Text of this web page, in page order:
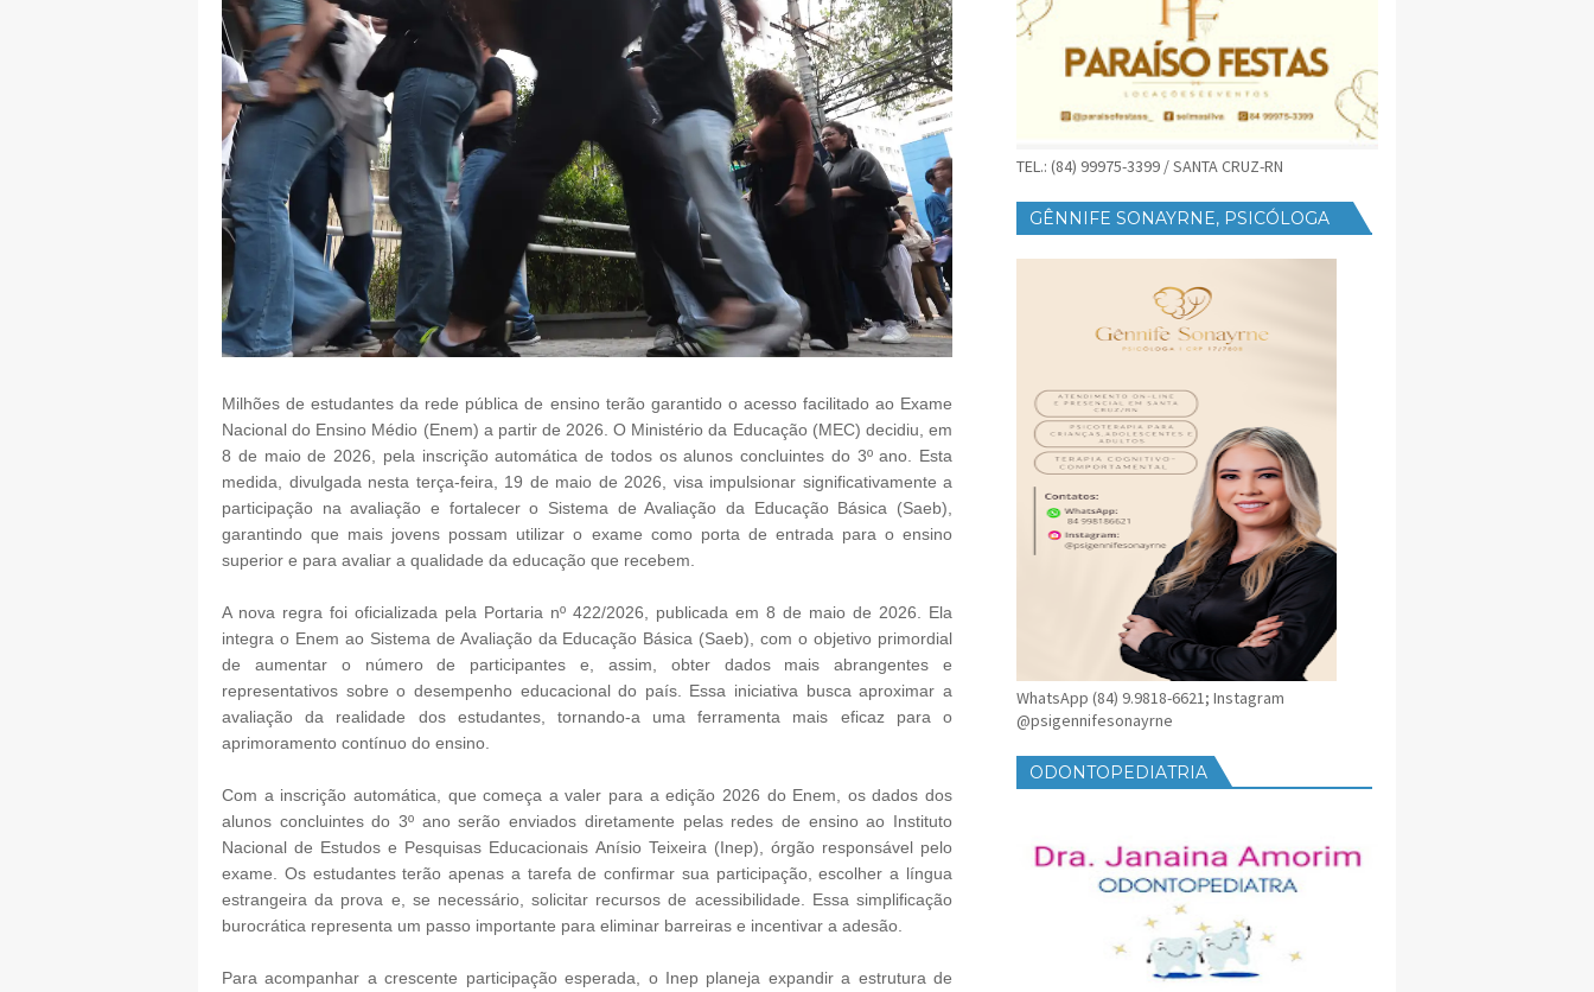
Milhões de estudantes da rede pública de ensino terão garantido o acesso facilitado ao Exame
Nacional do Ensino Médio (Enem) a partir de 2026. O Ministério da Educação (MEC) decidiu, em
8 de maio de 2026, pela inscrição automática de todos os alunos concluintes do 3º ano. Esta
medida, divulgada nesta terça-feira, 19 de maio de 2026, visa impulsionar significativamente a
participação na avaliação e fortalecer o Sistema de Avaliação da Educação Básica (Saeb),
garantindo que mais jovens possam utilizar o exame como porta de entrada para o ensino
superior e para avaliar a qualidade da educação que recebem.
A nova regra foi oficializada pela Portaria nº 422/2026, publicada em 8 de maio de 2026. Ela
integra o Enem ao Sistema de Avaliação da Educação Básica (Saeb), com o objetivo primordial
de aumentar o número de participantes e, assim, obter dados mais abrangentes e
representativos sobre o desempenho educacional do país. Essa iniciativa busca aproximar a
avaliação da realidade dos estudantes, tornando-a uma ferramenta mais eficaz para o
aprimoramento contínuo do ensino.
Com a inscrição automática, que começa a valer para a edição 2026 do Enem, os dados dos
alunos concluintes do 3º ano serão enviados diretamente pelas redes de ensino ao Instituto
Nacional de Estudos e Pesquisas Educacionais Anísio Teixeira (Inep), órgão responsável pelo
exame. Os estudantes terão apenas a tarefa de confirmar sua participação, escolher a língua
estrangeira da prova e, se necessário, solicitar recursos de acessibilidade. Essa simplificação
burocrática representa um passo importante para eliminar barreiras e incentivar a adesão.
Para acompanhar a crescente participação esperada, o Inep planeja expandir a estrutura de
TEL.: (84) 99975-3399 / SANTA CRUZ-RN
GÊNNIFE SONAYRNE, PSICÓLOGA
WhatsApp (84) 9.9818-6621; Instagram
@psigennifesonayrne
ODONTOPEDIATRIA